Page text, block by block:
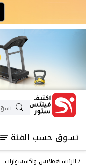
تسوق حسب الفئة
الرئيسيةملابس واكسسوارات